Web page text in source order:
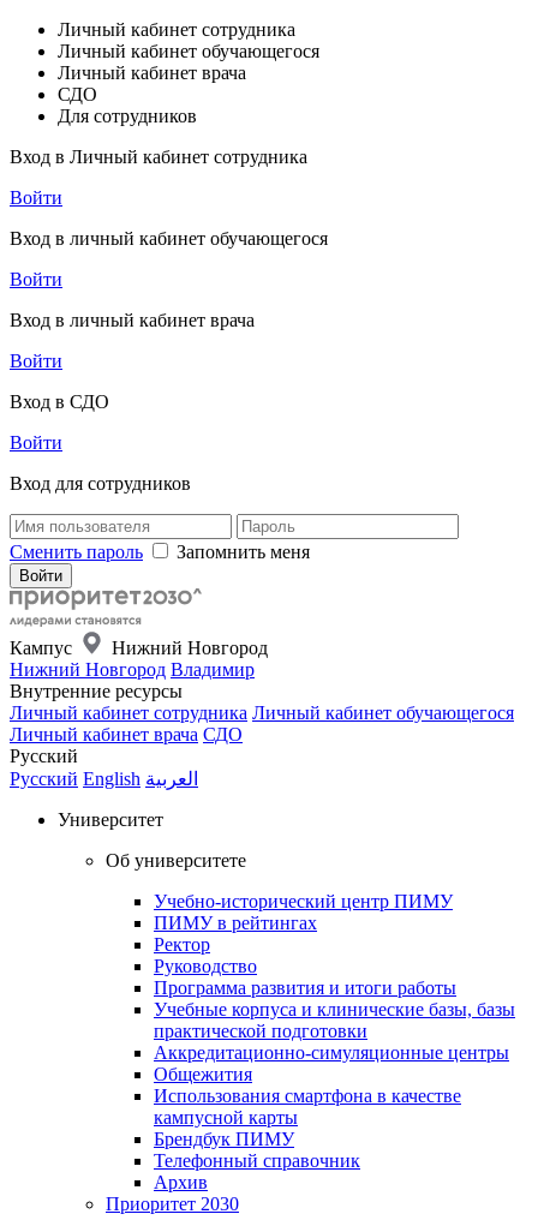
Личный кабинет сотрудника
Личный кабинет обучающегося
Личный кабинет врача
СДО
Для сотрудников
Вход в Личный кабинет сотрудника
Войти
Вход в личный кабинет обучающегося
Войти
Вход в личный кабинет врача
Войти
Вход в СДО
Войти
Вход для сотрудников
Сменить пароль Запомнить меня
Кампус
Нижний Новгород
Нижний Новгород Владимир
Внутренние ресурсы
Личный кабинет сотрудника Личный кабинет обучающегося
Личный кабинет врача СДО
Русский
Русский English العربية
Университет
Об университете
Учебно-исторический центр ПИМУ
ПИМУ в рейтингах
Ректор
Руководство
Программа развития и итоги работы
Учебные корпуса и клинические базы, базы
практической подготовки
Аккредитационно-симуляционные центры
Общежития
Использования смартфона в качестве
кампусной карты
Брендбук ПИМУ
Телефонный справочник
Архив
Приоритет 2030